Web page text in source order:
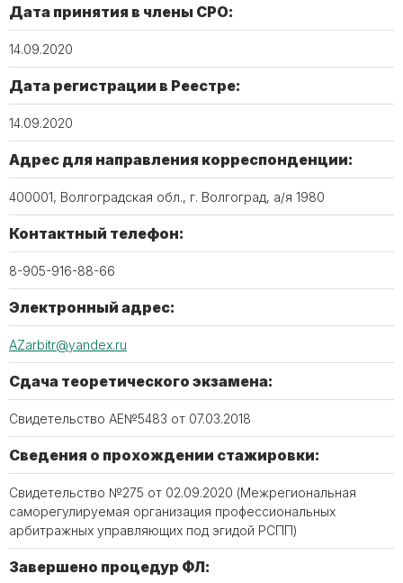
Дата принятия в члены СРО:
14.09.2020
Дата регистрации в Реестре:
14.09.2020
Адрес для направления корреспонденции:
400001, Волгоградская обл., г. Волгоград, а/я 1980
Контактный телефон:
8-905-916-88-66
Электронный адрес:
AZarbitr@yandex.ru
Сдача теоретического экзамена:
Свидетельство АЕ№5483 от 07.03.2018
Сведения о прохождении стажировки:
Свидетельство №275 от 02.09.2020 (Межрегиональная
саморегулируемая организация профессиональных
арбитражных управляющих под эгидой РСПП)
Завершено процедур ФЛ: